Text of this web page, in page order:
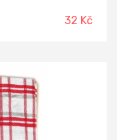
32 Kč